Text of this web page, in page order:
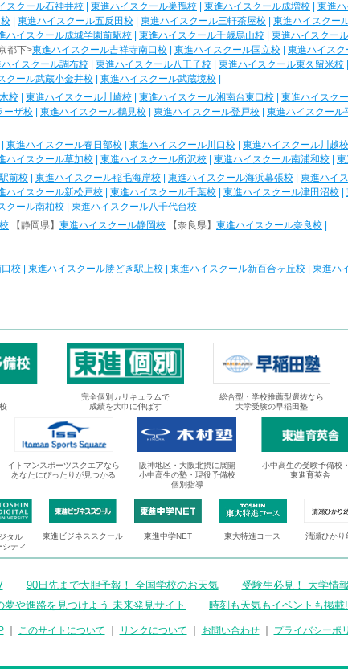
スクール石神井校 東進ハイスクール巣鴨校 東進ハイスクール成増校
東進
東進ハイスクール五反田校 東進ハイスクール三軒茶屋校 東進ハイスクー
ハイスクール成城学園前駅校 東進ハイスクール千歳烏山校
東進ハイスクー
都下>東進ハイスクール吉祥寺南口校 東進ハイスクール国立校 東進ハイス
イスクール調布校 東進ハイスクール八王子校 東進ハイスクール東久留米校
クール武蔵小金井校 東進ハイスクール武蔵境校
校 東進ハイスクール川崎校 東進ハイスクール湘南台東口校 東進ハイスク
ーザ校 東進ハイスクール鶴見校 東進ハイスクール登戸校 東進ハイスクール
東進ハイスクール春日部校 東進ハイスクール川口校 東進ハイスクール川越校
ハイスクール草加校 東進ハイスクール所沢校 東進ハイスクール南浦和校
前校 東進ハイスクール稲毛海岸校 東進ハイスクール海浜幕張校 東進ハイ
ハイスクール新松戸校 東進ハイスクール千葉校 東進ハイスクール津田沼校
クール南柏校
東進ハイスクール八千代台校
【静岡県】 東進ハイスクール静岡校 【奈良県】 東進ハイスクール奈良校
校 東進ハイスクール勝どき駅上校 東進ハイスクール新百合ヶ丘校 東進ハ
完全個別カリキュラムで
成績を大巾に伸ばす
総合型・学校推薦型選抜なら
大学受験の早稲田塾
イトマンスポーツスクエアなら
あなたにぴったりが見つかる
阪神地区・大阪北摂に展開
小中高生の塾・現役予備校
個別指導
小中高生の受験予備校
東進育英舎
タル
ティ
東進ビジネススクール 東進中学NET 東大特進コース 清瀬ひかり
90日先まで大胆予報！ 全国学校のお天気
受験生必見！ 大学情
夢や進路を見つけよう 未来発見サイト 時刻も天気もイベントも掲
｜ このサイトについて リンクについて お問い合わせ｜ プライバシーポ